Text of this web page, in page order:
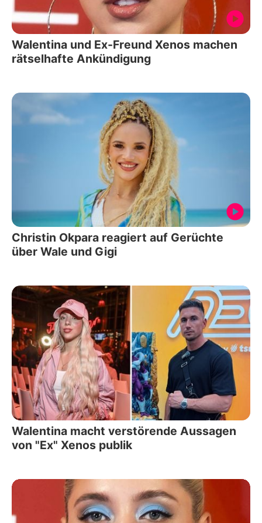
Walentina und Ex-Freund Xenos machen
rätselhafte Ankündigung
Christin Okpara reagiert auf Gerüchte
über Wale und Gigi
Walentina macht verstörende Aussagen
von "Ex" Xenos publik